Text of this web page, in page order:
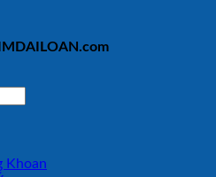
Khoan